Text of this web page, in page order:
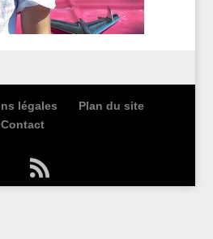
légales
Plan du site
Contact